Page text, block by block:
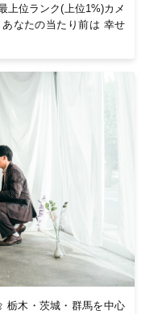
上位ランク(上位1%)カメ
なたの当たり前は 幸せ
栃木・茨城・群馬を中心